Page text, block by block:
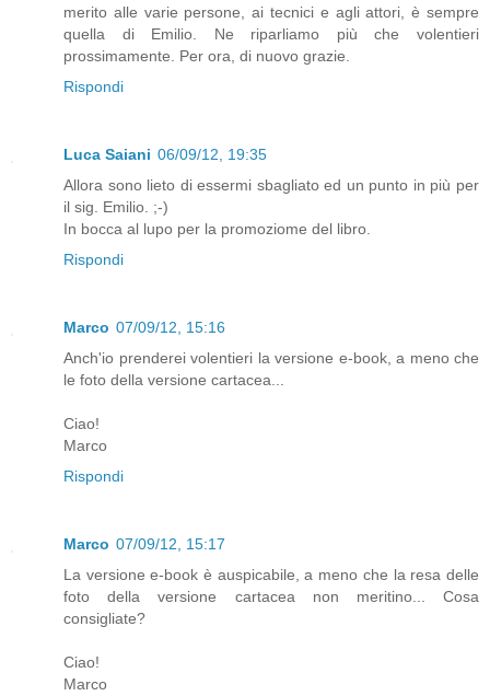
merito alle varie persone, ai tecnici e agli attori, è sempre
quella di Emilio. Ne riparliamo più che volentieri
prossimamente. Per ora, di nuovo grazie.
Rispondi
Luca Saiani 06/09/12, 19:35
Allora sono lieto di essermi sbagliato ed un punto in più per
il sig. Emilio. ;-)
In bocca al lupo per la promoziome del libro.
Rispondi
Marco 07/09/12, 15:16
Anch'io prenderei volentieri la versione e-book, a meno che
le foto della versione cartacea...
Ciao!
Marco
Rispondi
Marco 07/09/12, 15:17
La versione e-book è auspicabile, a meno che la resa delle
foto della versione cartacea non meritino... Cosa
consigliate?
Ciao!
Marco